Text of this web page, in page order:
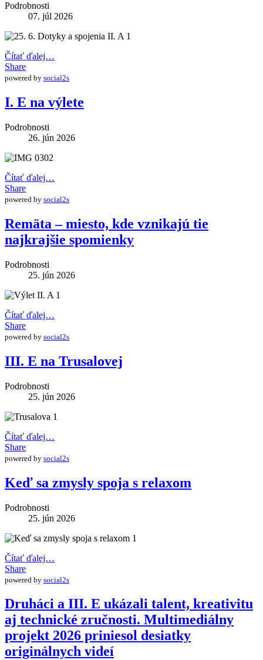
Podrobnosti
07. júl 2026
Čítať ďalej…
Share
powered by social2s
I. E na výlete
Podrobnosti
26. jún 2026
Čítať ďalej…
Share
powered by social2s
Remäta – miesto, kde vznikajú tie
najkrajšie spomienky
Podrobnosti
25. jún 2026
Čítať ďalej…
Share
powered by social2s
III. E na Trusalovej
Podrobnosti
25. jún 2026
Čítať ďalej…
Share
powered by social2s
Keď sa zmysly spoja s relaxom
Podrobnosti
25. jún 2026
Čítať ďalej…
Share
powered by social2s
Druháci a III. E ukázali talent, kreativitu
aj technické zručnosti. Multimediálny
projekt 2026 priniesol desiatky
originálnych videí